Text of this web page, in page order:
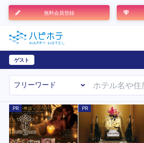
無料会員登録
ゲスト
PR PR